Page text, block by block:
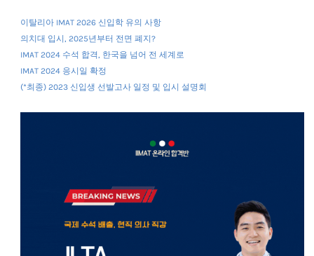
이탈리아 IMAT 2026 신입학 유의 사항
의치대 입시, 2025년부터 전면 폐지?
IMAT 2024 수석 합격, 한국을 넘어 전 세계로
IMAT 2024 응시일 확정
(*최종) 2023 신입생 선발고사 일정 및 입시 설명회